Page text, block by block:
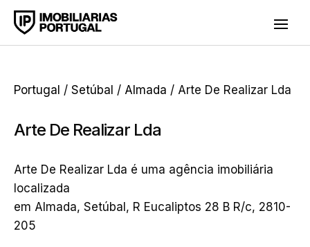
Portugal / Setúbal / Almada / Arte De Realizar Lda
Arte De Realizar Lda
Arte De Realizar Lda é uma agência imobiliária
localizada
em Almada, Setúbal, R Eucaliptos 28 B R/c, 2810-
205